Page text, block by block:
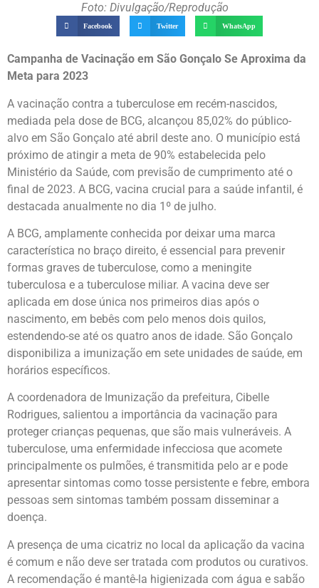
Foto: Divulgação/Reprodução
Facebook Twitter WhatsApp
Campanha de Vacinação em São Gonçalo Se Aproxima da
Meta para 2023
A vacinação contra a tuberculose em recém-nascidos,
mediada pela dose de BCG, alcançou 85,02% do público-
alvo em São Gonçalo até abril deste ano. O município está
próximo de atingir a meta de 90% estabelecida pelo
Ministério da Saúde, com previsão de cumprimento até o
final de 2023. A BCG, vacina crucial para a saúde infantil, é
destacada anualmente no dia 1º de julho.
A BCG, amplamente conhecida por deixar uma marca
característica no braço direito, é essencial para prevenir
formas graves de tuberculose, como a meningite
tuberculosa e a tuberculose miliar. A vacina deve ser
aplicada em dose única nos primeiros dias após o
nascimento, em bebês com pelo menos dois quilos,
estendendo-se até os quatro anos de idade. São Gonçalo
disponibiliza a imunização em sete unidades de saúde, em
horários específicos.
A coordenadora de Imunização da prefeitura, Cibelle
Rodrigues, salientou a importância da vacinação para
proteger crianças pequenas, que são mais vulneráveis. A
tuberculose, uma enfermidade infecciosa que acomete
principalmente os pulmões, é transmitida pelo ar e pode
apresentar sintomas como tosse persistente e febre, embora
pessoas sem sintomas também possam disseminar a
doença.
A presença de uma cicatriz no local da aplicação da vacina
é comum e não deve ser tratada com produtos ou curativos.
A recomendação é mantê-la higienizada com água e sabão